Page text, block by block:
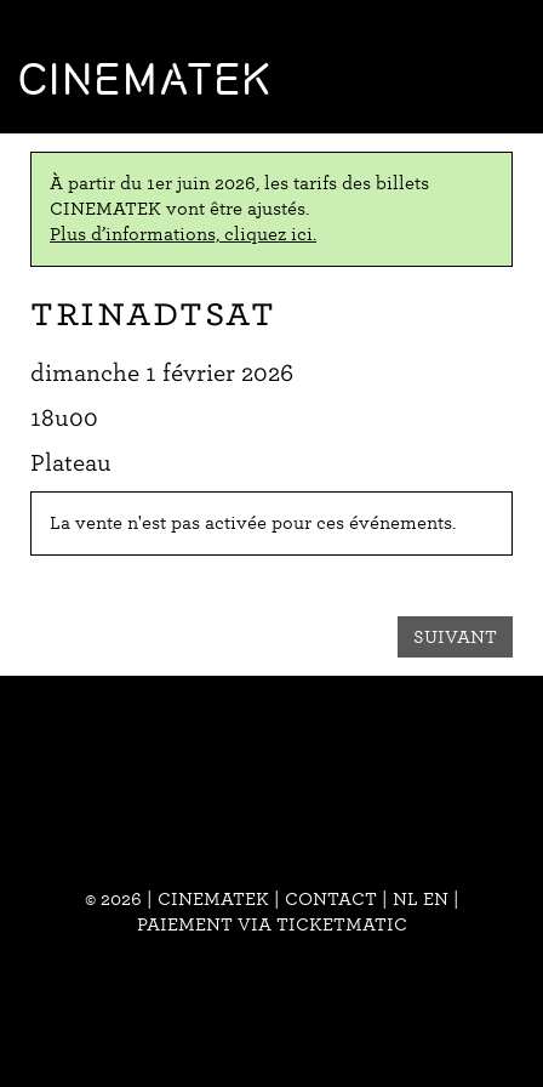
CINEMATEK
À partir du 1er juin 2026, les tarifs des billets
CINEMATEK vont être ajustés.
Plus d’informations, cliquez ici.
Trinadtsat
dimanche 1 février 2026
18u00
Plateau
La vente n'est pas activée pour ces événements.
SUIVANT
© 2026 | CINEMATEK | CONTACT| NL EN
PAIEMENT VIA TICKETMATIC